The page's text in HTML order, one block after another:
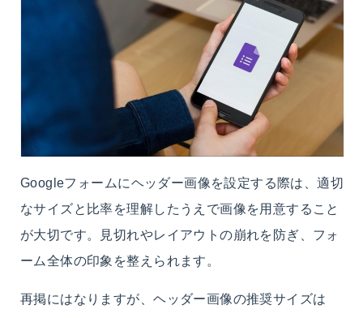
Googleフォームにヘッダー画像を設定する際は、適切
なサイズと比率を理解したうえで画像を用意すること
が大切です。見切れやレイアウトの崩れを防ぎ、フォ
ーム全体の印象を整えられます。
再掲にはなりますが、ヘッダー画像の推奨サイズは